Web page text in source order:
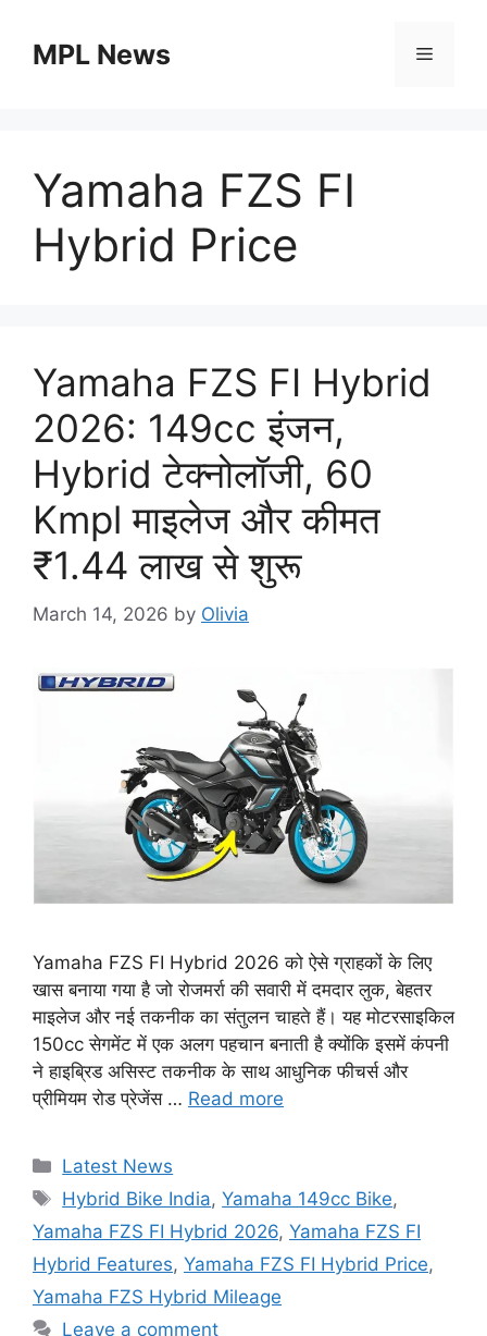
contentMPL News Menu
Yamaha FZS FI
Hybrid Price
Yamaha FZS FI Hybrid
2026: 149cc इंजन,
Hybrid टेक्नोलॉजी, 60
Kmpl माइलेज और कीमत
₹1.44 लाख से शुरू
March 14, 2026 by Olivia
Yamaha FZS FI Hybrid 2026 को ऐसे ग्राहकों के लिए
खास बनाया गया है जो रोजमर्रा की सवारी में दमदार लुक, बेहतर
माइलेज और नई तकनीक का संतुलन चाहते हैं। यह मोटरसाइकिल
150cc सेगमेंट में एक अलग पहचान बनाती है क्योंकि इसमें कंपनी
ने हाइब्रिड असिस्ट तकनीक के साथ आधुनिक फीचर्स और
प्रीमियम रोड प्रेजेंस … Read more
Categories
Latest News
Tags
Hybrid Bike India,Yamaha 149cc Bike,
Yamaha FZS FI Hybrid 2026, Yamaha FZS FI
Hybrid Features, Yamaha FZS FI Hybrid Price,
Yamaha FZS Hybrid Mileage
Leave a comment